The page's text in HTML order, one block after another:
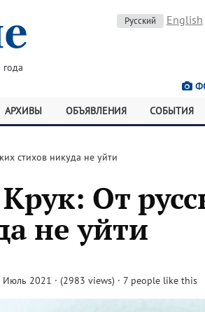
Русский English
АРХИВЫ ОБЪЯВЛЕНИЯ СОБЫТИЯ
стихов никуда не уйти
От
не уйти
2021 · (2983 views) · 7 people like this